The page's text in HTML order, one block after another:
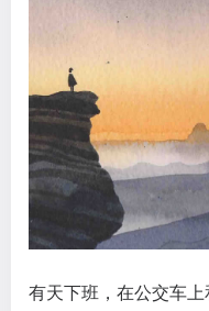
有天下班，在公交车